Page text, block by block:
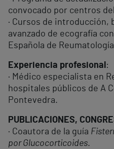
convocado por centros del
· Cursos de introducción,
avanzado de ecografía
Española de
Experiencia profesional :
· Médico especialista en
hospitales públicos de A
Pontevedra.
PUBLICACIONES,
· Coautora de la guía
por Glucocorticoides.